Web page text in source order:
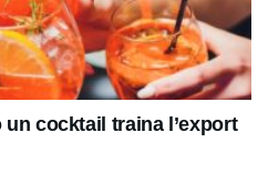
un cocktail traina l’export